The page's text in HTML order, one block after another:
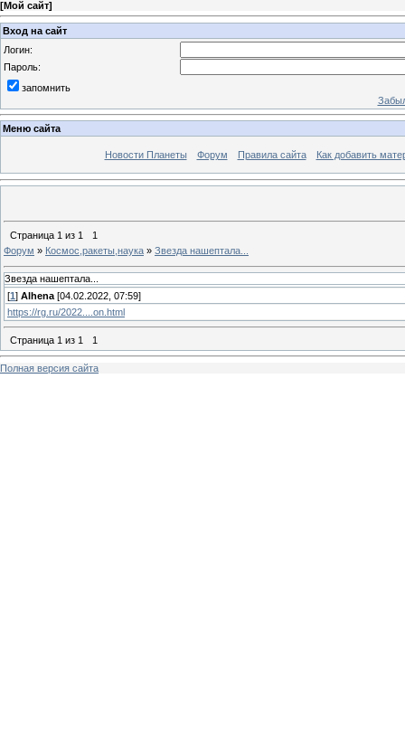
[Мой сайт]
Вход на сайт
Логин:
Пароль:
запомнить
Меню сайта
Новости Планеты Форум Правила сайта Как добавить
Страница 1 из 1
1
Форум » Космос,ракеты,наука » Звезда нашептала...
Звезда нашептала...
[1 ] Alhena [04.02.2022, 07:59]
https://rg.ru/2022....on.html
Страница 1 из 1 1
Полная версия сайта